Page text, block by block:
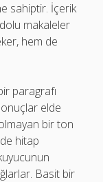
sahiptir. İçerik
dolu makaleler
hem de
paragrafı
elde
bir ton
hitap
Basit bir